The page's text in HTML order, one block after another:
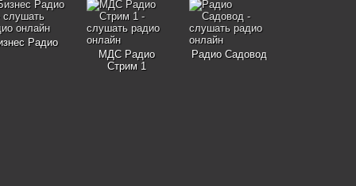
Радио
МДС Радио
Стрим 1
Радио Садовод